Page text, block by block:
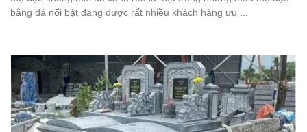
bằng đá nổi bật đang được rất nhiều khách hàng ưu ...